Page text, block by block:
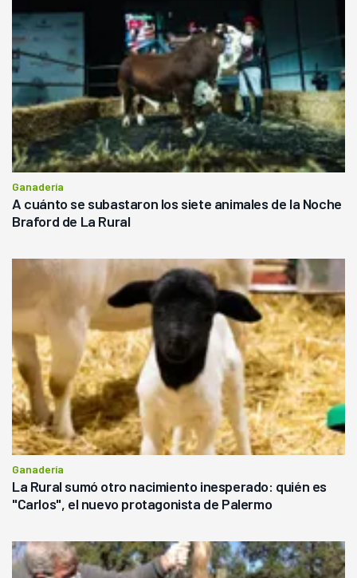
Ganadería
A cuánto se subastaron los siete animales de la Noche
Braford de La Rural
Ganadería
La Rural sumó otro nacimiento inesperado: quién es
"Carlos", el nuevo protagonista de Palermo